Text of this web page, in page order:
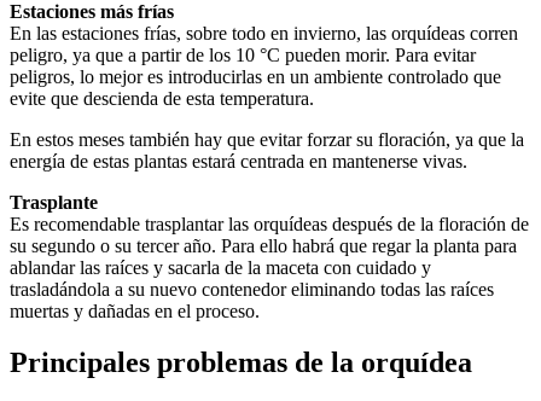
Estaciones más frías
En las estaciones frías, sobre todo en invierno, las orquídeas corren
peligro, ya que a partir de los 10 °C pueden morir. Para evitar
peligros, lo mejor es introducirlas en un ambiente controlado que
evite que descienda de esta temperatura.
En estos meses también hay que evitar forzar su floración, ya que la
energía de estas plantas estará centrada en mantenerse vivas.
Trasplante
Es recomendable trasplantar las orquídeas después de la floración de
su segundo o su tercer año. Para ello habrá que regar la planta para
ablandar las raíces y sacarla de la maceta con cuidado y
trasladándola a su nuevo contenedor eliminando todas las raíces
muertas y dañadas en el proceso.
Principales problemas de la orquídea